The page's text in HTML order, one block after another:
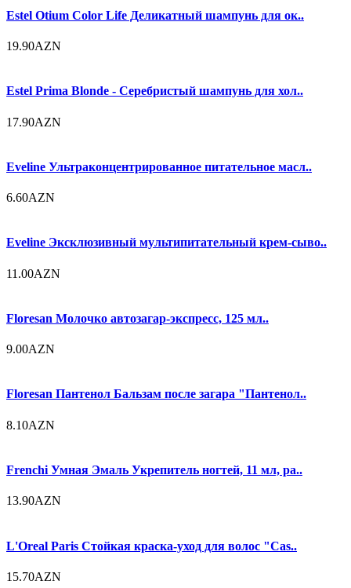
Estel Otium Color Life Деликатный шампунь для ок..
19.90AZN
Estel Prima Blonde - Серебристый шампунь для хол..
17.90AZN
Eveline Ультраконцентрированное питательное масл..
6.60AZN
Eveline Эксклюзивный мультипитательный крем-сыво..
11.00AZN
Floresan Молочко автозагар-экспресс, 125 мл..
9.00AZN
Floresan Пантенол Бальзам после загара "Пантенол..
8.10AZN
Frenchi Умная Эмаль Укрепитель ногтей, 11 мл, ра..
13.90AZN
L'Oreal Paris Стойкая краска-уход для волос "Cas..
15.70AZN